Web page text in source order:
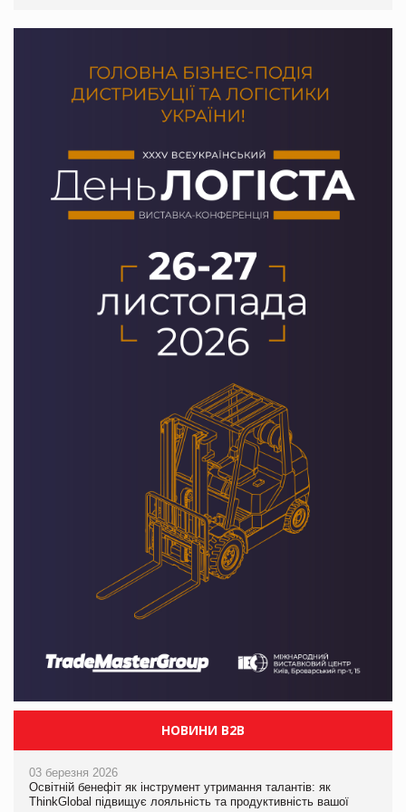
НОВИНИ B2B
03 березня 2026
Освітній бенефіт як інструмент утримання талантів: як
ThinkGlobal підвищує лояльність та продуктивність вашої